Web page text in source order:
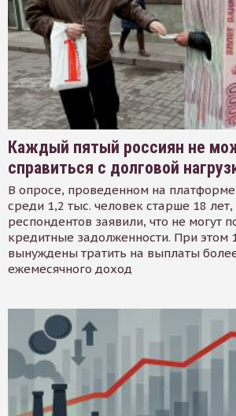
Каждый пятый россиян не
справиться с долговой
В опросе, проведенном на платформе
среди 1,2 тыс. человек старше 18 лет,
респондентов заявили, что не могут
кредитные задолженности. При этом
вынуждены тратить на выплаты
ежемесячного доход